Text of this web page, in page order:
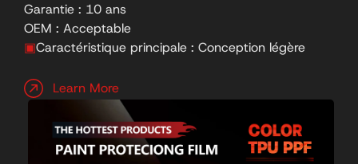
Garantie : 10 ans
OEM : Acceptable
▣Caractéristique principale : Conception légère
Learn More